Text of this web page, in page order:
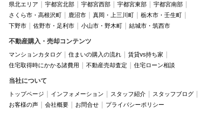
県北エリア
宇都宮北部 宇都宮西部 宇都宮東部
宇都宮南部
さくら市・高根沢町
鹿沼市 真岡・上三川町
栃木市・壬生町
下野市
佐野市・足利市 小山市・野木町 結城市・筑西市
不動産購入・売却コンテンツ
マンションカタログ 住まいの購入の流れ
賃貸vs持ち家
住宅取得時にかかる諸費用
不動産売却査定 住宅ローン相談
当社について
トップページ インフォメーション スタッフ紹介
スタッフブログ
お客様の声
会社概要 お問合せ プライバシーポリシー